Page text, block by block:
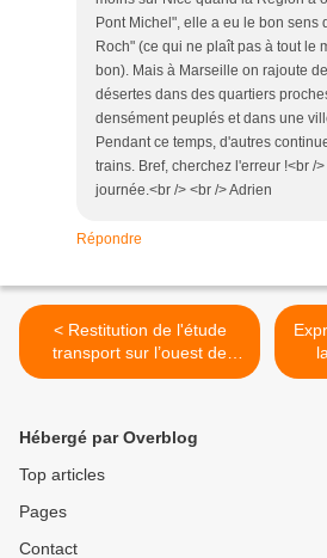
Pont Michel", elle a eu le bon sens
Roch" (ce qui ne plaît pas à tout le
bon). Mais à Marseille on rajoute
désertes dans des quartiers
densément peuplés et dans une
Pendant ce temps, d'autres
trains. Bref, cherchez l'erreur !<br /
journée.<br /> <br /> Adrien
Répondre
< Restitution de l'étude
transport sur l’ouest de
l’étang de Berre.
Hébergé par Overblog
Top articles
Pages
Contact